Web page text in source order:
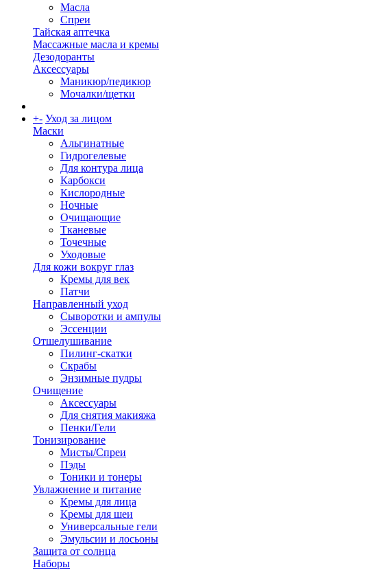
Масла
Спреи
Тайская аптечка
Массажные масла и кремы
Дезодоранты
Аксессуары
Маникюр/педикюр
Мочалки/щетки
+- Уход за лицом
Маски
Альгинатные
Гидрогелевые
Для контура лица
Карбокси
Кислородные
Ночные
Очищающие
Тканевые
Точечные
Уходовые
Для кожи вокруг глаз
Кремы для век
Патчи
Направленный уход
Сыворотки и ампулы
Эссенции
Отшелушивание
Пилинг-скатки
Скрабы
Энзимные пудры
Очищение
Аксессуары
Для снятия макияжа
Пенки/Гели
Тонизирование
Мисты/Спреи
Пэды
Тоники и тонеры
Увлажнение и питание
Кремы для лица
Кремы для шеи
Универсальные гели
Эмульсии и лосьоны
Защита от солнца
Наборы